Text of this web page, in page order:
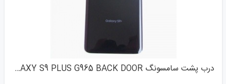
درب پشت سامسونگ SAMSUNG GALAXY S9 PLUS G965 BACK DOOR